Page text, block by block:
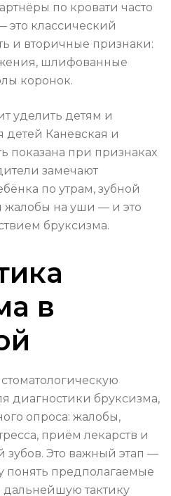
по кровати часто
это классический
и вторичные признаки:
шлифованные
коронок.
уделить детям и
детей Каневская и
показана при признаках
замечают
по утрам, зубной
на уши — и это
бруксизма.
в
диагностики бруксизма,
опроса: жалобы,
приём лекарств и
Это важный этап —
понять предполагаемые
тактику